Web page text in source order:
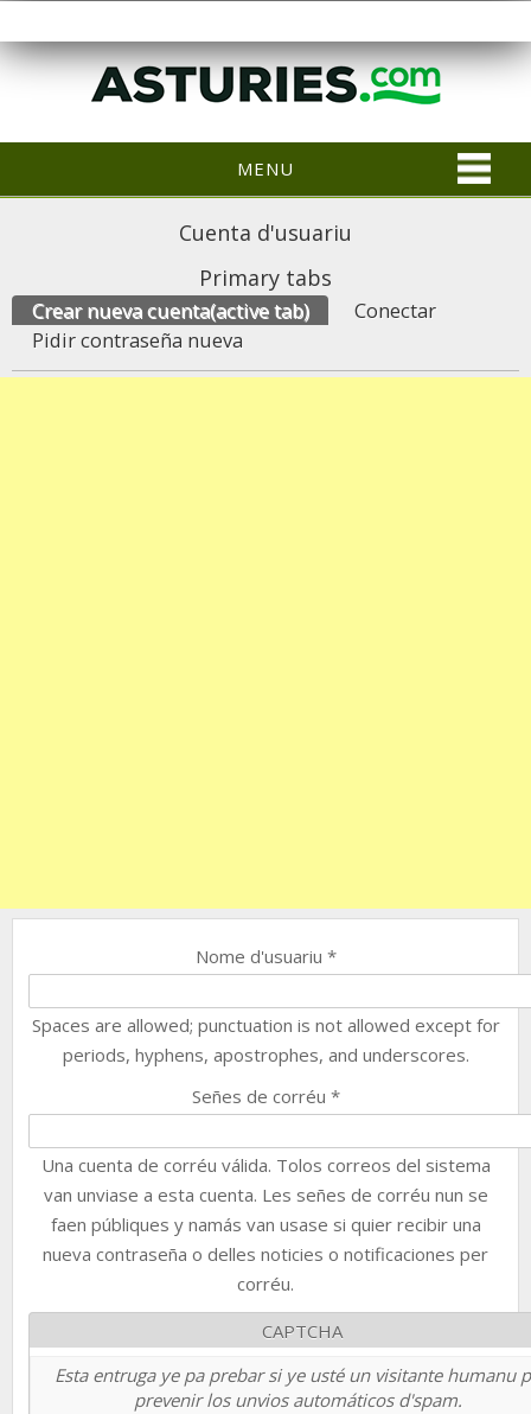
MENU
Cuenta d'usuariu
Primary tabs
Crear nueva cuenta(active tab)
Conectar
Pidir contraseña nueva
Nome d'usuariu *
Spaces are allowed; punctuation is not allowed except for
periods, hyphens, apostrophes, and underscores.
Señes de corréu *
Una cuenta de corréu válida. Tolos correos del sistema
van unviase a esta cuenta. Les señes de corréu nun se
faen públiques y namás van usase si quier recibir una
nueva contraseña o delles noticies o notificaciones per
corréu.
CAPTCHA
Esta entruga ye pa prebar si ye usté un visitante humanu
prevenir los unvios automáticos d'spam.